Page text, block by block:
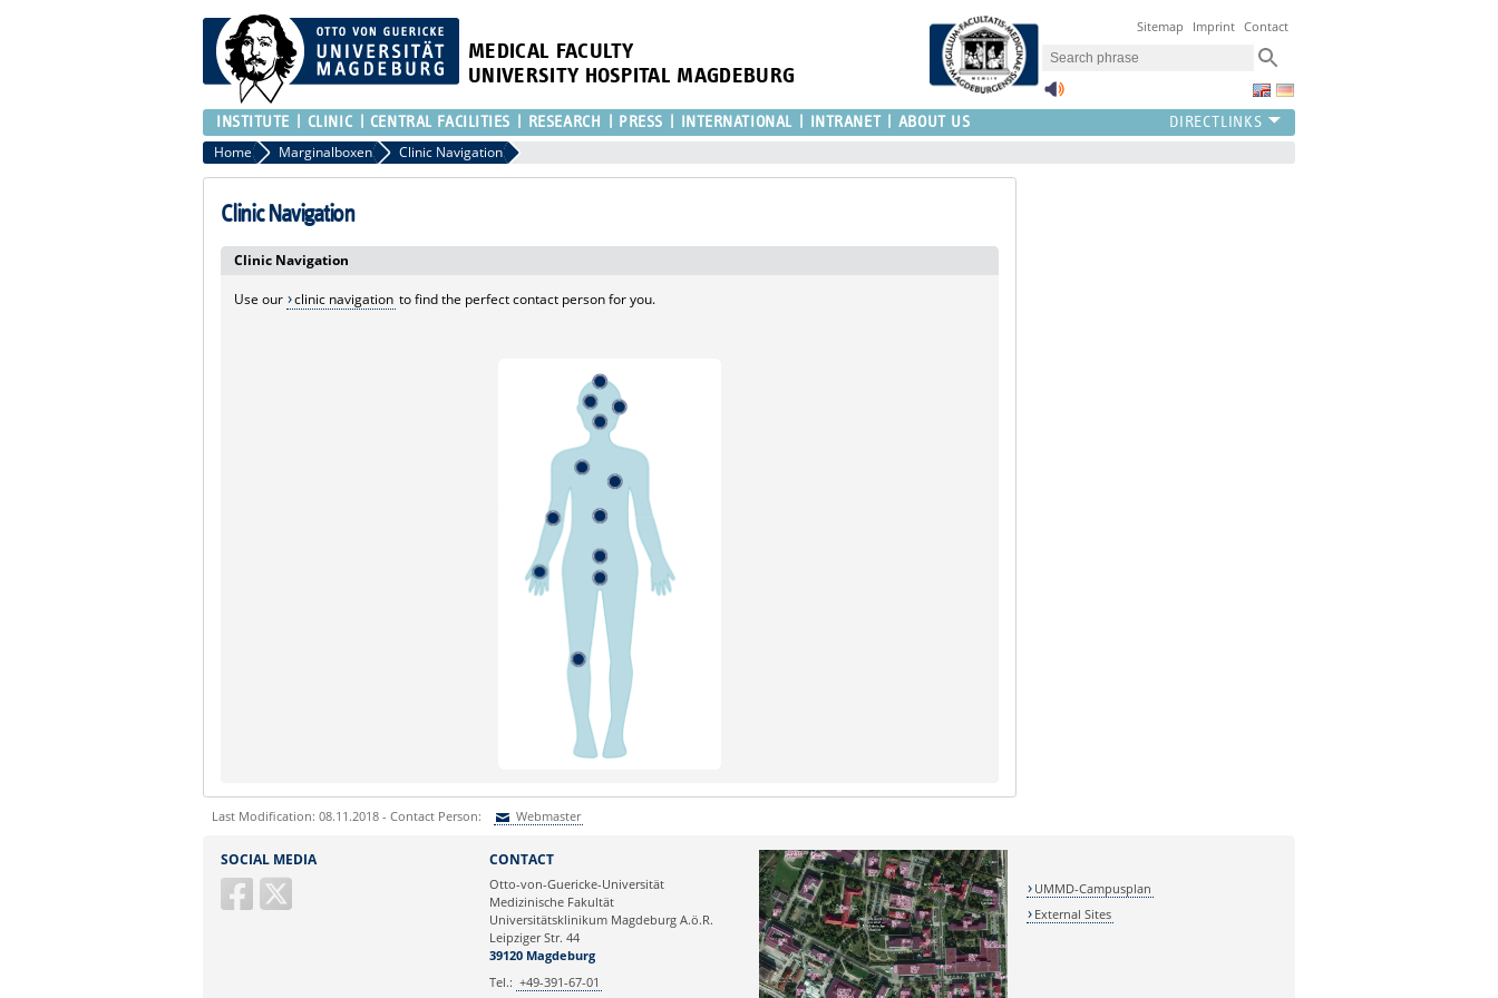
MEDICAL FACULTY
UNIVERSITY HOSPITAL MAGDEBURG
Sitemap Imprint Contact
INSTITUTE CLINIC CENTRAL FACILITIES RESEARCH PRESS INTERNATIONAL INTRANET ABOUT US
Home Marginalboxen Clinic Navigation
Clinic Navigation
Clinic Navigation
Use our clinic navigation to find the perfect contact person for you.
Last Modification: 08.11.2018 - Contact Person: Webmaster
Ihre E-Mailadresse:
SOCIAL MEDIA CONTACT
Otto-von-Guericke-Universität
Medizinische Fakultät
Universitätsklinikum Magdeburg A.ö.R.
Leipziger Str. 44
39120 Magdeburg
Tel.: +49-391-67-01
UMMD-Campusplan
External Sites